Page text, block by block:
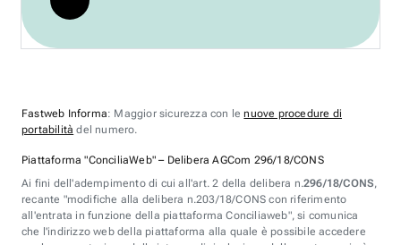
Fastweb Informa: Maggior sicurezza con lenuove procedure di
portabilità del numero.
Piattaforma "ConciliaWeb" – Delibera AGCom 296/18/CONS
Ai fini dell'adempimento di cui all'art. 2 della delibera n.296/18/CONS,
recante "modifiche alla delibera n.203/18/CONS con riferimento
all'entrata in funzione della piattaforma Conciliaweb", si comunica
che l'indirizzo web della piattaforma alla quale è possibile accedere